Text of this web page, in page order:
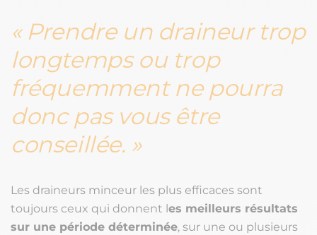
Prendre un draineur trop
longtemps ou trop
fréquemment ne pourra
donc pas vous être
conseillée.
Les draineurs minceur les plus efficaces sont
toujours ceux qui donnent les meilleurs résultats
sur une période déterminée, sur une ou plusieurs